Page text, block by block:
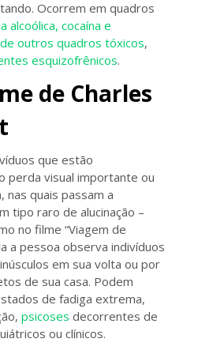
Ocorrem em quadros
alcoólica, cocaína e
outros quadros tóxicos,
esquizofrênicos.
de Charles
que estão
perda visual importante ou
nas quais passam a
tipo raro de alucinação –
no filme “Viagem de
a pessoa observa indivíduos
em sua volta ou por
de sua casa. Podem
de fadiga extrema,
psicoses decorrentes de
ou clínicos.